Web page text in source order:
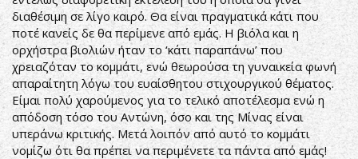
διαθέσιμη σε λίγο καιρό. Θα είναι πραγματικά κάτι που
ποτέ κανείς δε θα περίμενε από εμάς. Η βιόλα και η
ορχήστρα βιολιών ήταν το ‘κάτι παραπάνω’ που
χρειαζόταν το κομμάτι, ενώ θεωρούσα τη γυναικεία φωνή
απαραίτητη λόγω του ευαίσθητου στιχουργικού θέματος.
Είμαι πολύ χαρούμενος για το τελικό αποτέλεσμα ενώ η
απόδοση τόσο του Αντώνη, όσο και της Μίνας είναι
υπεράνω κριτικής. Μετά λοιπόν από αυτό το κομμάτι
νομίζω ότι θα πρέπει να περιμένετε τα πάντα από εμάς!